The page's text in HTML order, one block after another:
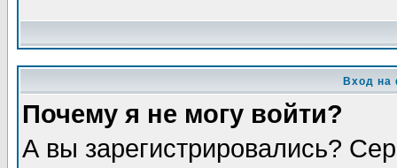
Вход на
Почему я не могу войти?
А вы зарегистрировались?